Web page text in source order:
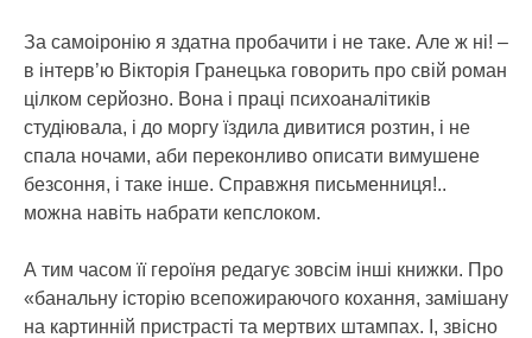
За самоіронію я здатна пробачити і не таке. Але ж ні! –
в інтерв’ю Вікторія Гранецька говорить про свій роман
цілком серйозно. Вона і праці психоаналітиків
студіювала, і до моргу їздила дивитися розтин, і не
спала ночами, аби переконливо описати вимушене
безсоння, і таке інше. Справжня письменниця!..
можна навіть набрати кепслоком.
А тим часом її героїня редагує зовсім інші книжки. Про
«банальну історію всепожираючого кохання, замішану
на картинній пристрасті та мертвих штампах. І, звісно